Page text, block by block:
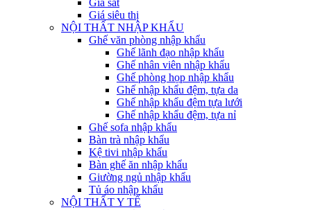
Giá siêu thị
NỘI THẤT NHẬP KHẨU
Ghế văn phòng nhập khẩu
Ghế lãnh đạo nhập khẩu
Ghế nhân viên nhập khẩu
Ghế phòng họp nhập khẩu
Ghế nhập khẩu đệm, tựa da
Ghế nhập khẩu đệm tựa lưới
Ghế nhập khẩu đệm, tựa nỉ
Ghế sofa nhập khẩu
Bàn trà nhập khẩu
Kệ tivi nhập khẩu
Bàn ghế ăn nhập khẩu
Giường ngủ nhập khẩu
Tủ áo nhập khẩu
NỘI THẤT Y TẾ